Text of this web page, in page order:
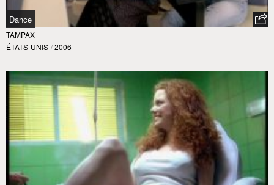
Dance
TAMPAX
ÉTATS-UNIS / 2006